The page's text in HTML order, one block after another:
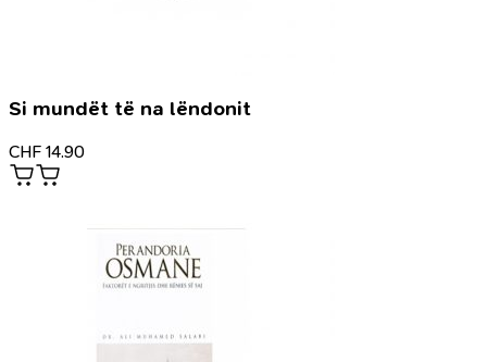
Si mundët të na lëndonit
CHF 14.90